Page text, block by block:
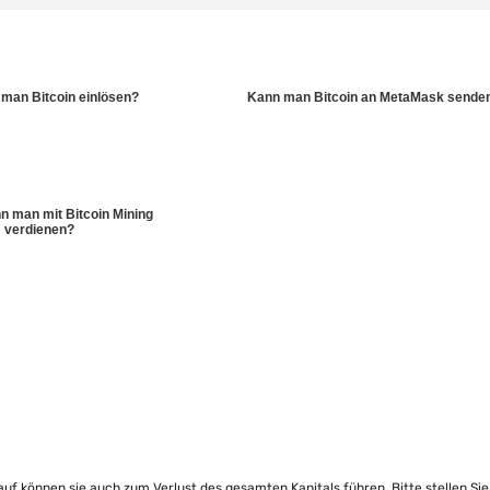
Bitcoin einlösen? Kann man Bitcoin an MetaMask
man mit Bitcoin Mining
verdienen?